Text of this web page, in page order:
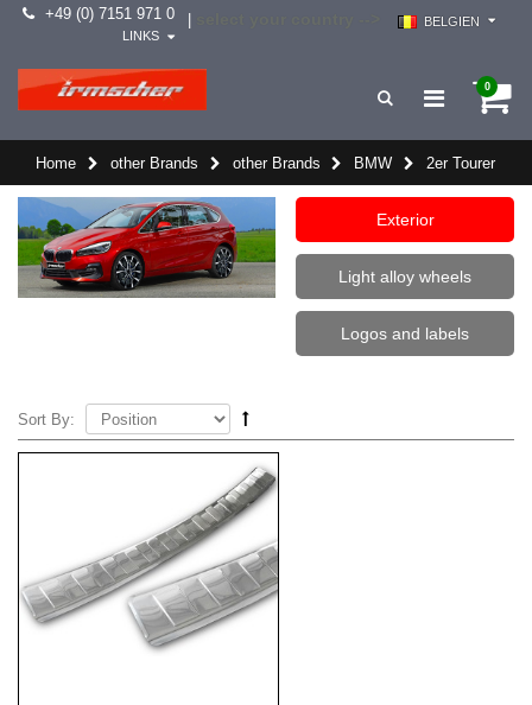
+49 (0) 7151 971 0
BELGIEN
LINKS
0
Home other Brands other Brands BMW 2er Tourer
Exterior
Light alloy wheels
Logos and labels
Sort By: